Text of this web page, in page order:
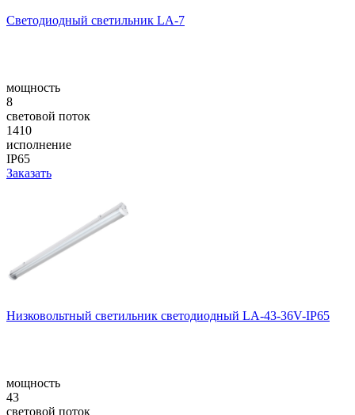
Светодиодный светильник LA-7
мощность
8
световой поток
1410
исполнение
IP65
Заказать
Низковольтный светильник светодиодный LA-43-36V-IP65
мощность
43
световой поток